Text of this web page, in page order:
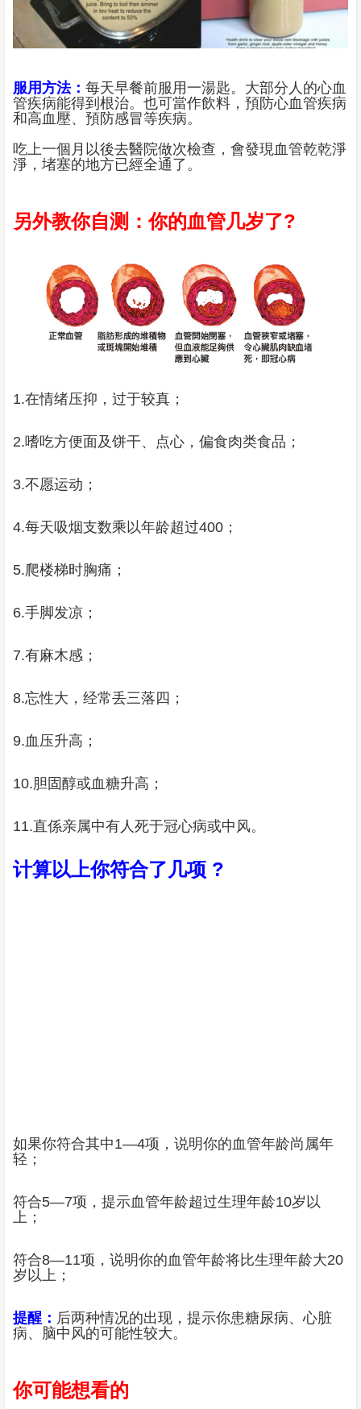
服用方法： 每天早餐前服用一湯匙。大部分人的心血
管疾病能得到根治。也可當作飲料，預防心血管疾病
和高血壓、預防感冒等疾病。
吃上一個月以後去醫院做次檢查，會發現血管乾乾淨
淨，堵塞的地方已經全通了。
另外教你自测：你的血管几岁了?
1.在情绪压抑，过于较真；
2.嗜吃方便面及​​饼干、点心，偏食肉类食品；
3.不愿运动；
4.每天吸烟支数乘以年龄超过400；
5.爬楼梯时胸痛；
6.手脚发凉；
7.有麻木感；
8.忘性大，经常丢三落四；
9.血压升高；
10.胆固醇或血糖升高；
11.直係亲属中有人死于冠心病或中风。
计算以上你符合了几项 ?
如果你符合其中1—4项，说明你的血管年龄尚属年
轻；
符合5—7项，提示血管年龄超过生理年龄10岁以
上；
符合8—11项，说明你的血管年龄将比生理年龄大20
岁以上；
提醒： 后两种情况的出现，提示你患糖尿病、心脏
病、脑中风的可能性较大。
你可能想看的